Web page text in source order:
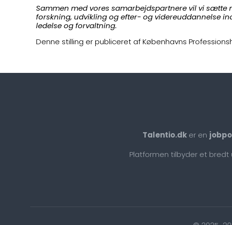
Sammen med vores samarbejdspartnere vil vi sætte
forskning, udvikling og efter- og videreuddannelse
ledelse og forvaltning.
Denne stilling er publiceret af Københavns
Talentio.dk er en
Platformen tilbyder et bredt